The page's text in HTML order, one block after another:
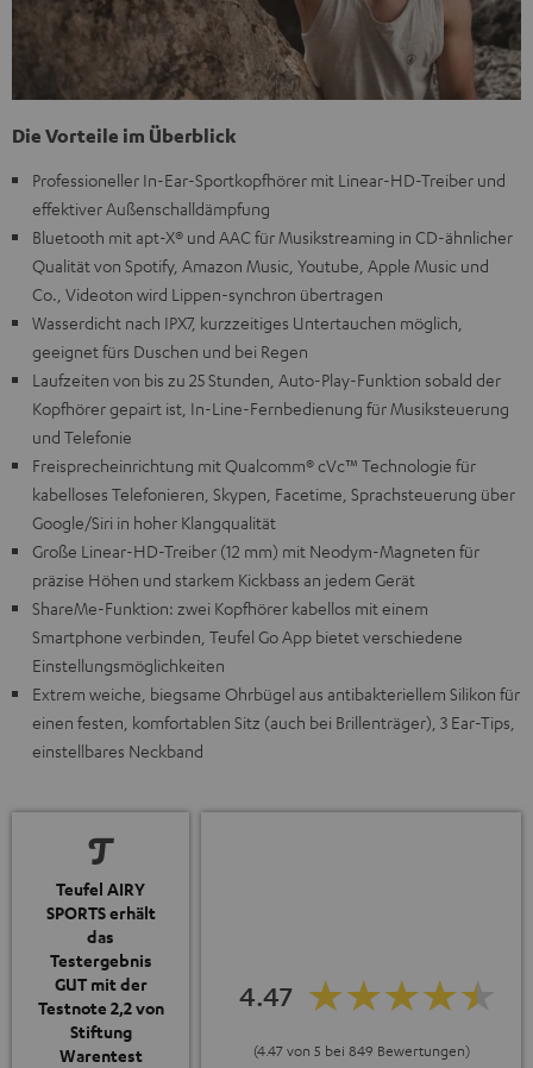
Die Vorteile im Überblick
Professioneller In-Ear-Sportkopfhörer mit Linear-HD-Treiber und
effektiver Außenschalldämpfung
Bluetooth mit apt-X® und AAC für Musikstreaming in CD-ähnlicher
Qualität von Spotify, Amazon Music, Youtube, Apple Music und
Co., Videoton wird Lippen-synchron übertragen
Wasserdicht nach IPX7, kurzzeitiges Untertauchen möglich,
geeignet fürs Duschen und bei Regen
Laufzeiten von bis zu 25 Stunden, Auto-Play-Funktion sobald der
Kopfhörer gepairt ist, In-Line-Fernbedienung für Musiksteuerung
und Telefonie
Freisprecheinrichtung mit Qualcomm® cVc™ Technologie für
kabelloses Telefonieren, Skypen, Facetime, Sprachsteuerung über
Google/Siri in hoher Klangqualität
Große Linear-HD-Treiber (12 mm) mit Neodym-Magneten für
präzise Höhen und starkem Kickbass an jedem Gerät
ShareMe-Funktion: zwei Kopfhörer kabellos mit einem
Smartphone verbinden, Teufel Go App bietet verschiedene
Einstellungsmöglichkeiten
Extrem weiche, biegsame Ohrbügel aus antibakteriellem Silikon für
einen festen, komfortablen Sitz (auch bei Brillenträger), 3 Ear-Tips,
einstellbares Neckband
Teufel AIRY
SPORTS erhält
das
Testergebnis
GUT mit der
Testnote 2,2 von
Stiftung
Warentest
4.47
(4.47 von 5 bei 849 Bewertungen)